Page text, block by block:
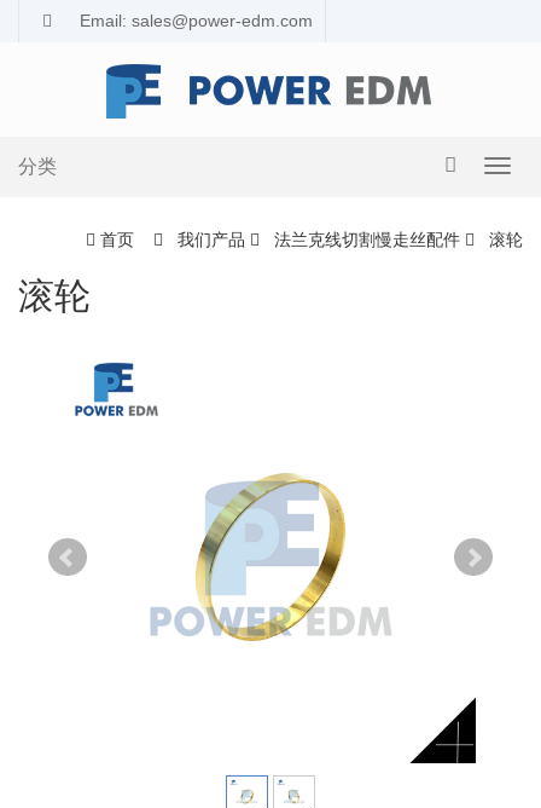
Email: sales@power-edm.com
导
换
分类
首页 我们产品 法兰克线切割慢走丝配件 滚轮
滚轮